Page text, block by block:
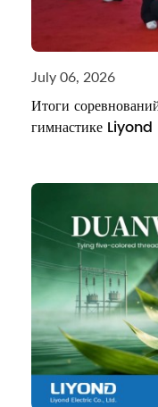
July 06, 2026
Итоги
гимнастике